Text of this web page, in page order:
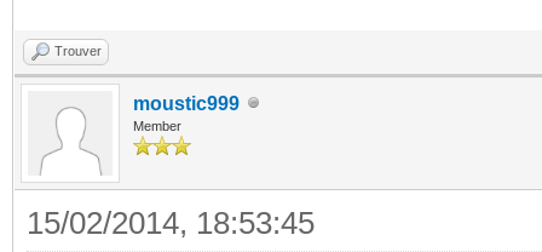
Trouver
moustic999
Member
15/02/2014, 18:53:45